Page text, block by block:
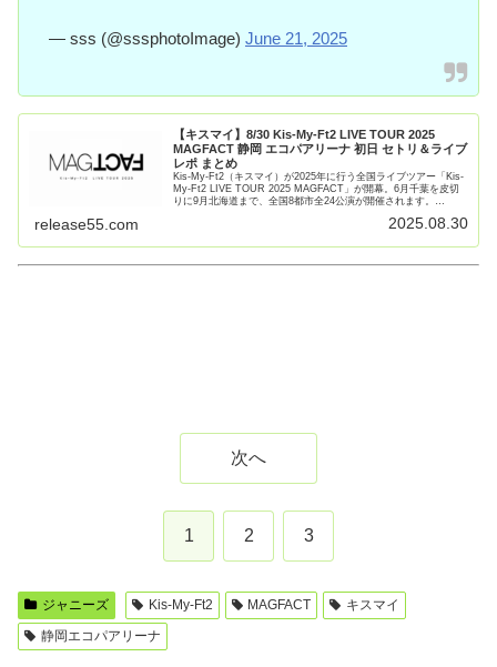
— sss (@sssphotoImage) June 21, 2025
【キスマイ】8/30 Kis-My-Ft2 LIVE TOUR 2025
MAGFACT 静岡 エコパアリーナ 初日 セトリ＆ライブ
レポ まとめ
Kis-My-Ft2（キスマイ）が2025年に行う全国ライブツアー「Kis-
My-Ft2 LIVE TOUR 2025 MAGFACT」が開幕。6月千葉を皮切
りに9月北海道まで、全国8都市全24公演が開催されます。
release55.com 2025.08.30
次へ
1 2 3
ジャニーズ Kis-My-Ft2 MAGFACT
キスマイ
静岡エコパアリーナ